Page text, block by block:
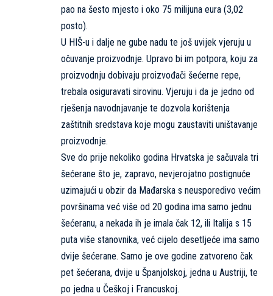
pao na šesto mjesto i oko 75 milijuna eura (3,02
posto).
U HIŠ-u i dalje ne gube nadu te još uvijek vjeruju u
očuvanje proizvodnje. Upravo bi im potpora, koju za
proizvodnju dobivaju proizvođači šećerne repe,
trebala osiguravati sirovinu. Vjeruju i da je jedno od
rješenja navodnjavanje te dozvola korištenja
zaštitnih sredstava koje mogu zaustaviti uništavanje
proizvodnje.
Sve do prije nekoliko godina Hrvatska je sačuvala tri
šećerane što je, zapravo, nevjerojatno postignuće
uzimajući u obzir da Mađarska s neusporedivo većim
površinama već više od 20 godina ima samo jednu
šećeranu, a nekada ih je imala čak 12, ili Italija s 15
puta više stanovnika, već cijelo desetljeće ima samo
dvije šećerane. Samo je ove godine zatvoreno čak
pet šećerana, dvije u Španjolskoj, jedna u Austriji, te
po jedna u Češkoj i Francuskoj.